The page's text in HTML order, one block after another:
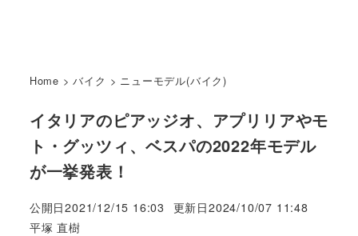
Home >バイク > ニューモデル(バイク)
イタリアのピアッジオ、アプリリアやモ
ト・グッツィ、ベスパの2022年モデル
が一挙発表！
公開日2021/12/15 16:03 更新日2024/10/07 11:48
著
平塚 直樹